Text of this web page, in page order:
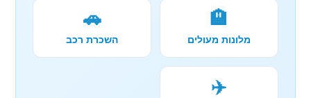
🏨
מלונות מעולים
🚗
השכרת רכב
✈️